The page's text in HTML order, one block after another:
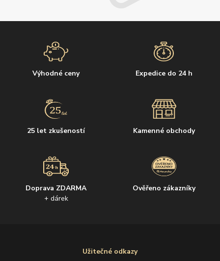
Výhodné ceny Expedice do 24 h
25 let zkušeností Kamenné obchody
Doprava ZDARMA
+ dárek
Ověřeno zákazníky
Užitečné odkazy